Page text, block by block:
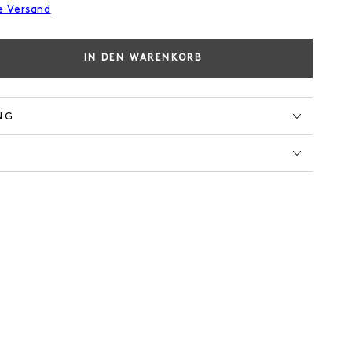
Versand
IN DEN WARENKORB